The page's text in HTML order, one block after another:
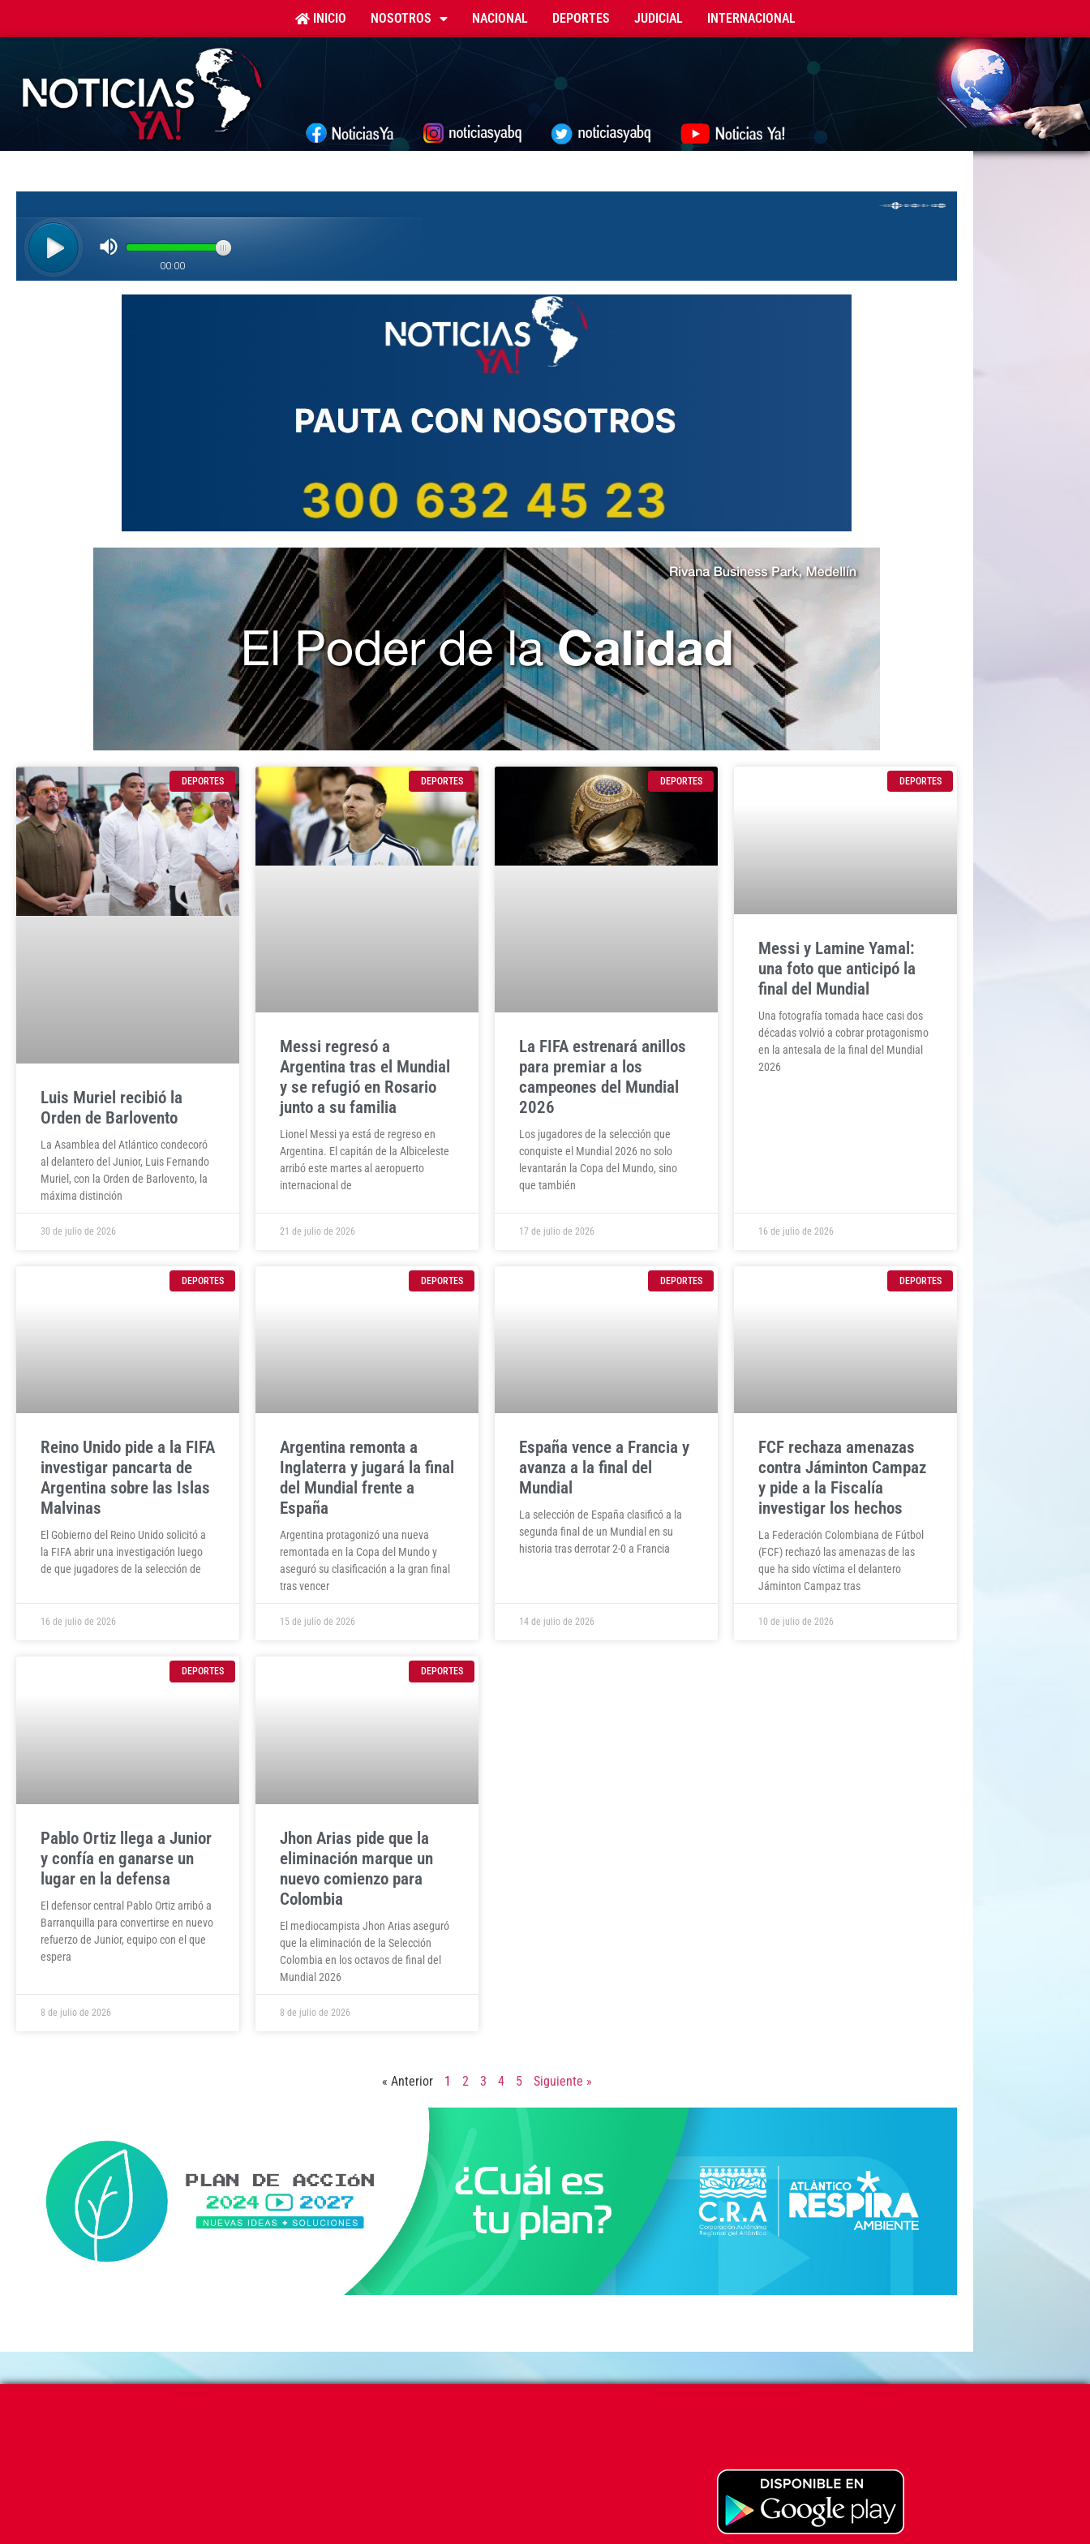
INICIO NOSOTROS NACIONAL DEPORTES JUDICIAL INTERNACIONAL
DEPORTES
Luis Muriel recibió la
Orden de Barlovento
La Asamblea del Atlántico condecoró
al delantero del Junior, Luis Fernando
Muriel, con la Orden de Barlovento, la
máxima distinción
30 de julio de 2026
DEPORTES
Messi regresó a
Argentina tras el Mundial
y se refugió en Rosario
junto a su familia
Lionel Messi ya está de regreso en
Argentina. El capitán de la Albiceleste
arribó este martes al aeropuerto
internacional de
21 de julio de 2026
DEPORTES
La FIFA estrenará anillos
para premiar a los
campeones del Mundial
2026
Los jugadores de la selección que
conquiste el Mundial 2026 no solo
levantarán la Copa del Mundo, sino
que también
17 de julio de 2026
DEPORTES
Messi y Lamine Yamal:
una foto que anticipó la
final del Mundial
Una fotografía tomada hace casi dos
décadas volvió a cobrar protagonismo
en la antesala de la final del Mundial
2026
16 de julio de 2026
DEPORTES
Reino Unido pide a la FIFA
investigar pancarta de
Argentina sobre las Islas
Malvinas
El Gobierno del Reino Unido solicitó a
la FIFA abrir una investigación luego
de que jugadores de la selección de
16 de julio de 2026
DEPORTES
Argentina remonta a
Inglaterra y jugará la final
del Mundial frente a
España
Argentina protagonizó una nueva
remontada en la Copa del Mundo y
aseguró su clasificación a la gran final
tras vencer
15 de julio de 2026
DEPORTES
España vence a Francia y
avanza a la final del
Mundial
La selección de España clasificó a la
segunda final de un Mundial en su
historia tras derrotar 2-0 a Francia
14 de julio de 2026
DEPORTES
FCF rechaza amenazas
contra Jáminton Campaz
y pide a la Fiscalía
investigar los hechos
La Federación Colombiana de Fútbol
(FCF) rechazó las amenazas de las
que ha sido víctima el delantero
Jáminton Campaz tras
10 de julio de 2026
DEPORTES
Pablo Ortiz llega a Junior
y confía en ganarse un
lugar en la defensa
El defensor central Pablo Ortiz arribó a
Barranquilla para convertirse en nuevo
refuerzo de Junior, equipo con el que
espera
8 de julio de 2026
DEPORTES
Jhon Arias pide que la
eliminación marque un
nuevo comienzo para
Colombia
El mediocampista Jhon Arias aseguró
que la eliminación de la Selección
Colombia en los octavos de final del
Mundial 2026
8 de julio de 2026
« Anterior 1 2 3 4 5 Siguiente »